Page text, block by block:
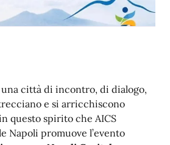
una città di incontro, di dialogo,
e si arricchiscono
questo spirito che AICS
Napoli promuove l’evento